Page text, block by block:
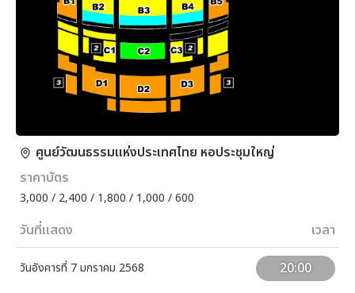
ศูนย์วัฒนธรรมแห่งประเทศไทย หอประชุมใหญ่
ราคาบัตร
3,000 / 2,400 / 1,800 / 1,000 / 600
วันที่แสดง เวลา
วันอังคารที่ 7 มกราคม 2568 20:00